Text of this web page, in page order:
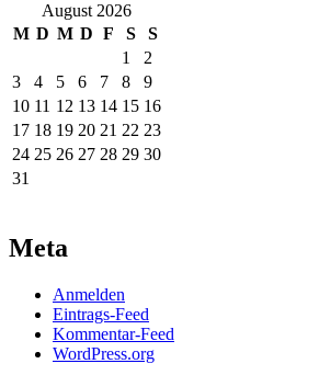
August 2026
M D M D F S
S
1
2
3
4 5 6 7 8
9
10 11 12 13 14 15 16
17 18 19 20 21 22 23
24 25 26 27 28 29 30
31
Meta
Anmelden
Eintrags-Feed
Kommentar-Feed
WordPress.org